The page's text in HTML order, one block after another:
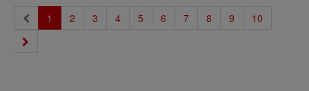
1 (current)
2 3 4 5 6 7 8 9 10